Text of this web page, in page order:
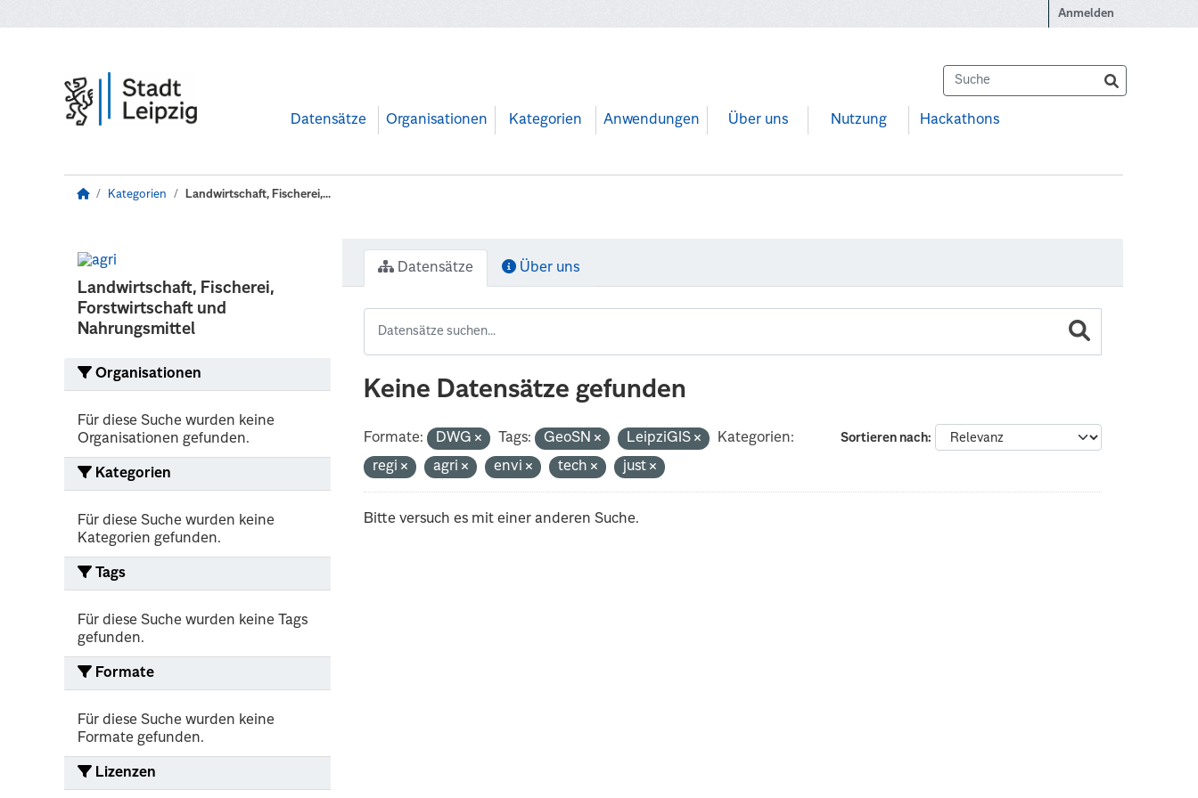
Anmelden
Datensätze Organisationen Kategorien Anwendungen Über uns Nutzung Hackathons
Kategorien Landwirtschaft, Fischerei,...
Landwirtschaft, Fischerei,
Forstwirtschaft und
Nahrungsmittel
Organisationen
Für diese Suche wurden keine
Organisationen gefunden.
Kategorien
Für diese Suche wurden keine
Kategorien gefunden.
Tags
Für diese Suche wurden keine Tags
gefunden.
Formate
Für diese Suche wurden keine
Formate gefunden.
Lizenzen
Datensätze Über uns
Keine Datensätze gefunden
Sortieren nach
Formate: DWG Tags: GeoSN LeipziGIS
Kategorien:
regi
agri envi tech just
Bitte versuch es mit einer anderen Suche.